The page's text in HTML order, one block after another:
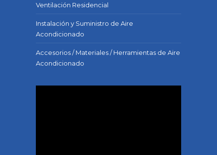
Ventilación Residencial
Instalación y Suministro de Aire
Acondicionado
Accesorios / Materiales / Herramientas de Aire
Acondicionado